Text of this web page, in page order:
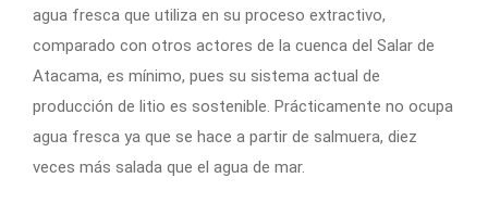
agua fresca que utiliza en su proceso extractivo,
comparado con otros actores de la cuenca del Salar de
Atacama, es mínimo, pues su sistema actual de
producción de litio es sostenible. Prácticamente no ocupa
agua fresca ya que se hace a partir de salmuera, diez
veces más salada que el agua de mar.